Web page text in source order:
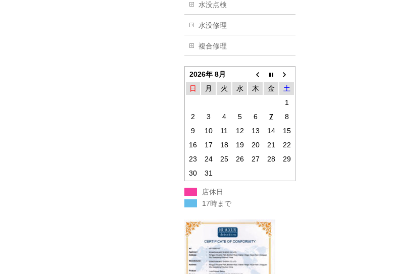
水没点検
水没修理
複合修理
2026年 8月
日
月 火 水 木 金
土
1
2
3 4 5 6 7
8
9
10 11 12 13 14
15
16
17 18 19 20 21
22
23
24 25 26 27 28
29
30
31
店休日
17時まで